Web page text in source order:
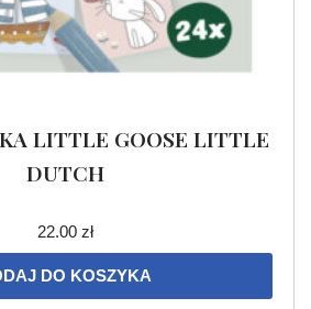
LITTLE GOOSE LITTLE
DUTCH
22.00 zł
DO KOSZYKA